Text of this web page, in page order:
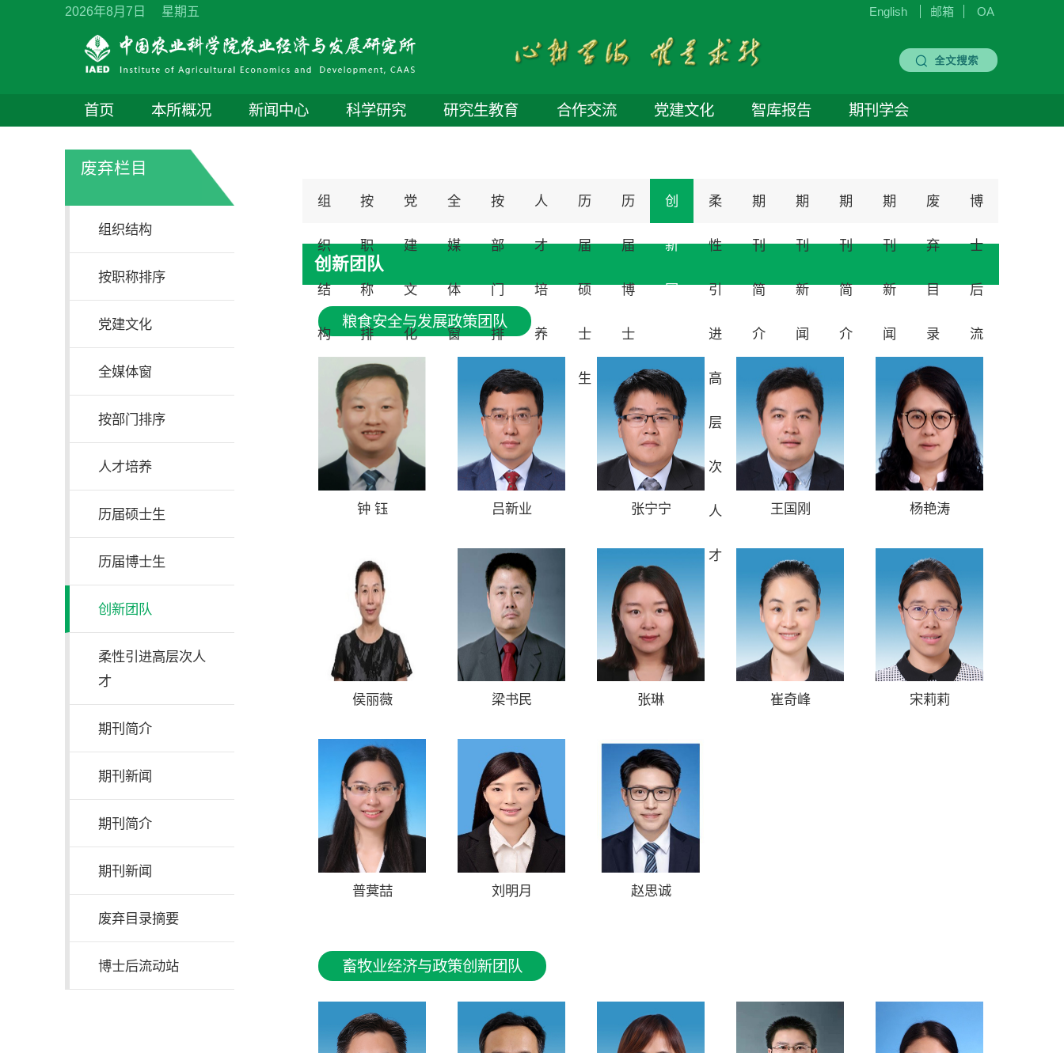
English 邮箱 OA
2026年8月7日 星期五
首页 本所概况 新闻中心 科学研究 研究生教育 合作交流 党建文化 智库报告 期刊学会
废弃栏目
组织结构
按职称排序
党建文化
全媒体窗
按部门排序
人才培养
历届硕士生
历届博士生
创新团队
柔性引进高层次人
才
期刊简介
期刊新闻
期刊简介
期刊新闻
废弃目录摘要
博士后流动站
组
织
结
构
按
职
称
排
序
党
建
文
化
全
媒
体
窗
按
部
门
排
序
人
才
培
养
历
届
硕
士
生
历
届
博
士
生
创
新
团
柔
性
引
进
高
层
次
人
才
期
刊
简
介
期
刊
新
闻
期
刊
简
介
期
刊
新
闻
废
弃
目
录
要
博
士
后
流
站
创新团队
粮食安全与发展政策团队
钟 钰 吕新业 张宁宁 王国刚 杨艳涛
侯丽薇 梁书民 张琳 崔奇峰 宋莉莉
普蓂喆 刘明月 赵思诚
畜牧业经济与政策创新团队